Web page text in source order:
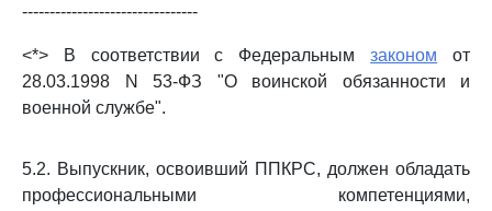
--------------------------------
<*> В соответствии с Федеральнымзаконом от
28.03.1998 N 53-ФЗ "О воинской обязанности и
военной службе".
5.2. Выпускник, освоивший ППКРС, должен обладать
профессиональными компетенциями,